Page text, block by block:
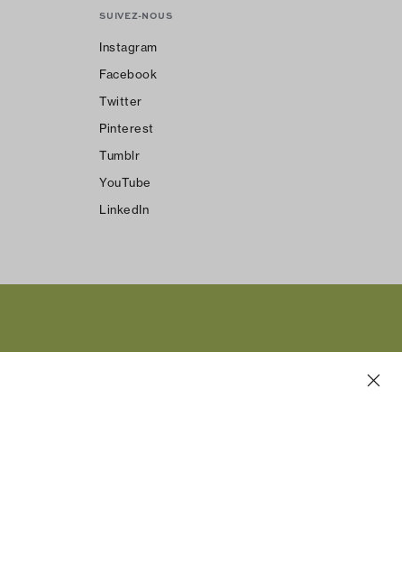
SUIVEZ-NOUS
Instagram
Facebook
Twitter
Pinterest
Tumblr
YouTube
LinkedIn